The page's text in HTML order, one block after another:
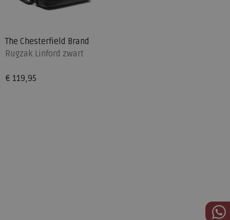
The Chesterfield Brand
Rugzak Linford zwart
€ 119,95